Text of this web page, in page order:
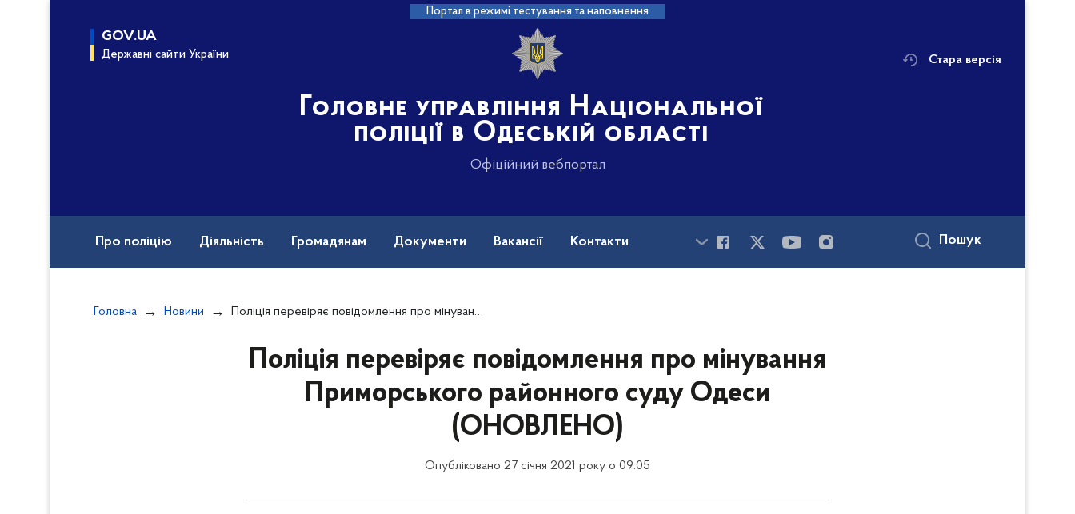
Портал в режимі тестування та наповнення
GOV.UA
Державні сайти України
Головне управління Національної
поліції в Одеській області
Офіційний вебпортал
Стара версія
Про поліцію Діяльність Громадянам Документи Вакансії Контакти Пошук
Головна Новини Поліція перевіряє повідомлення про мінування Приморського районного суду Одеси (ОНОВЛЕНО)
Поліція перевіряє повідомлення про мінування
Приморського районного суду Одеси
(ОНОВЛЕНО)
Опубліковано 27 січня 2021 року о 09:05